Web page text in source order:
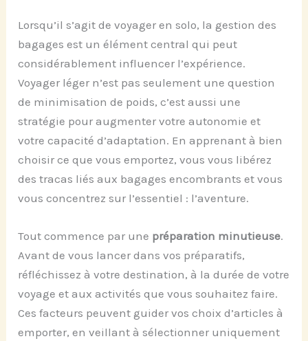
Lorsqu’il s’agit de voyager en solo, la gestion des
bagages est un élément central qui peut
considérablement influencer l’expérience.
Voyager léger n’est pas seulement une question
de minimisation de poids, c’est aussi une
stratégie pour augmenter votre autonomie et
votre capacité d’adaptation. En apprenant à bien
choisir ce que vous emportez, vous vous libérez
des tracas liés aux bagages encombrants et vous
vous concentrez sur l’essentiel : l’aventure.
Tout commence par une préparation minutieuse.
Avant de vous lancer dans vos préparatifs,
réfléchissez à votre destination, à la durée de votre
voyage et aux activités que vous souhaitez faire.
Ces facteurs peuvent guider vos choix d’articles à
emporter, en veillant à sélectionner uniquement